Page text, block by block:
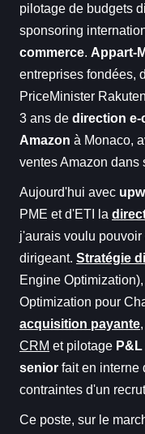
pilotage de budgets
sponsoring
commerce. Appart-
entreprises fondées,
PriceMinister
3 ans de direction e-
Amazon à Monaco,
ventes Amazon dans
Aujourd'hui avec
PME et d'ETI la
j'aurais voulu
dirigeant. Stratégie
Engine Optimization),
Optimization pour
acquisition payante,
CRM et pilotage P&L
senior fait en interne
contraintes d'un
Ce poste, sur le